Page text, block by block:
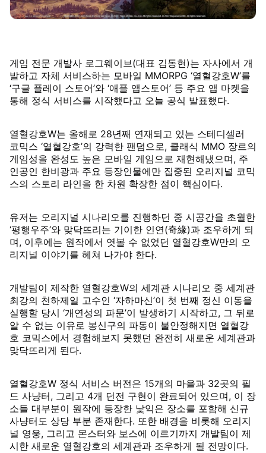
게임 전문 개발사 로그웨이브(대표 김동현)는 자사에서 개
발하고 자체 서비스하는 모바일 MMORPG ‘열혈강호W’를
‘구글 플레이 스토어’와 ‘애플 앱스토어’ 등 주요 앱 마켓을
통해 정식 서비스를 시작했다고 오늘 공식 발표했다.
열혈강호W는 올해로 28년째 연재되고 있는 스테디셀러
코믹스 ‘열혈강호’의 강력한 팬덤으로, 클래식 MMO 장르의
게임성을 완성도 높은 모바일 게임으로 재현해냈으며, 주
인공인 한비광과 주요 등장인물에만 집중된 오리지널 코믹
스의 스토리 라인을 한 차원 확장한 점이 핵심이다.
유저는 오리지널 시나리오를 진행하던 중 시공간을 초월한
‘평행우주’와 맞닥뜨리는 기이한 인연(奇緣)과 조우하게 되
며, 이후에는 원작에서 엿볼 수 없었던 열혈강호W만의 오
리지널 이야기를 헤쳐 나가야 한다.
개발팀이 제작한 열혈강호W의 세계관 시나리오 중 세계관
최강의 천하제일 고수인 ‘자하마신’이 첫 번째 정신 이동을
실행할 당시 ‘개연성의 파문’이 발생하기 시작하고, 그 뒤로
알 수 없는 이유로 봉신구의 파동이 불안정해지면 열혈강
호 코믹스에서 경험해보지 못했던 완전히 새로운 세계관과
맞닥뜨리게 된다.
열혈강호W 정식 서비스 버전은 15개의 마을과 32곳의 필
드 사냥터, 그리고 4개 던전 구현이 완료되어 있으며, 이 장
소들 대부분이 원작에 등장한 낯익은 장소를 포함해 신규
사냥터도 상당 부분 존재한다. 또한 배경을 비롯해 오리지
널 영웅, 그리고 몬스터와 보스에 이르기까지 개발팀이 제
시한 새로운 열혈강호의 세계관과 조우하게 될 전망이다.